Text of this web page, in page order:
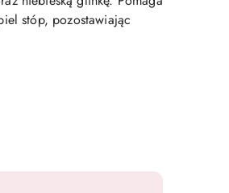
stóp, pozostawiając